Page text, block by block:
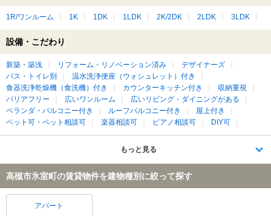
1R/ワンルーム 1K 1DK 1LDK 2K/2DK 2LDK 3LDK
設備・こだわり
新築・築浅 リフォーム・リノベーション済み
デザイナーズ
バス・トイレ別
温水洗浄便座（ウォシュレット）付き
食器洗浄乾燥機（食洗機）付き
カウンターキッチン付き
収納重視
バリアフリー
広いワンルーム
広いリビング・ダイニングがある
ベランダ・バルコニー付き
ルーフバルコニー付き
屋上付き
ペット可・ペット相談可
楽器相談可 ピアノ相談可 DIY可
もっと見る
高槻市氷室町の賃貸物件を建物種別に絞って探す
アパート